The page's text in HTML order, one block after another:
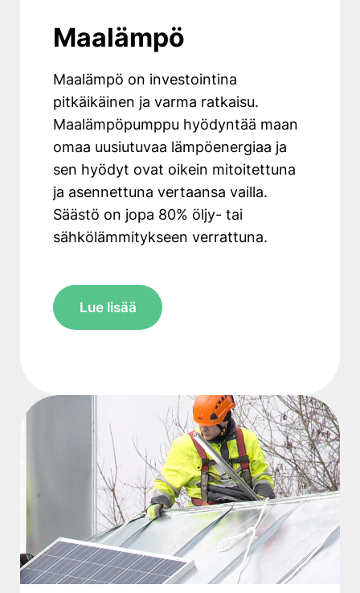
Maalämpö
Maalämpö on investointina
pitkäikäinen ja varma ratkaisu.
Maalämpöpumppu hyödyntää maan
omaa uusiutuvaa lämpöenergiaa ja
sen hyödyt ovat oikein mitoitettuna
ja asennettuna vertaansa vailla.
Säästö on jopa 80% öljy- tai
sähkölämmitykseen verrattuna.
Lue lisää